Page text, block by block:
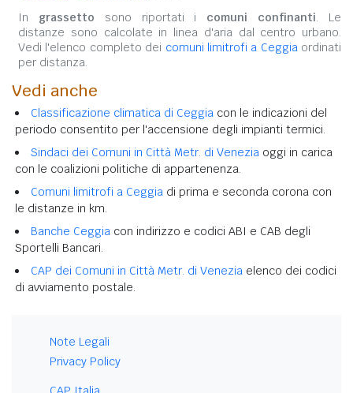
In grassetto sono riportati i comuni confinanti. Le
distanze sono calcolate in linea d'aria dal centro urbano.
Vedi l'elenco completo dei comuni limitrofi a Ceggiaordinati
per distanza.
Vedi anche
Classificazione climatica di Ceggia con le indicazioni del
periodo consentito per l'accensione degli impianti termici.
Sindaci dei Comuni in Città Metr. di Venezia oggi in carica
con le coalizioni politiche di appartenenza.
Comuni limitrofi a Ceggia di prima e seconda corona con
le distanze in km.
Banche Ceggia con indirizzo e codici ABI e CAB degli
Sportelli Bancari.
CAP dei Comuni in Città Metr. di Venezia elenco dei codici
di avviamento postale.
Note Legali
Privacy Policy